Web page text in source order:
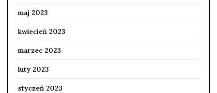
maj 2023
kwiecień 2023
marzec 2023
luty 2023
styczeń 2023